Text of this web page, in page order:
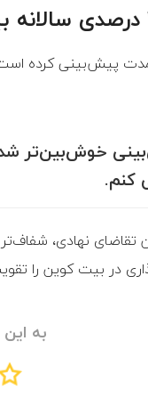
تقاضای نهادی،
در بیت‌ کوین را
به